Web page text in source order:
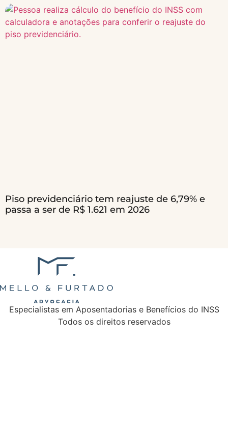
Piso previdenciário tem reajuste de 6,79% e
passa a ser de R$ 1.621 em 2026
Especialistas em Aposentadorias e Benefícios do INSS
Todos os direitos reservados